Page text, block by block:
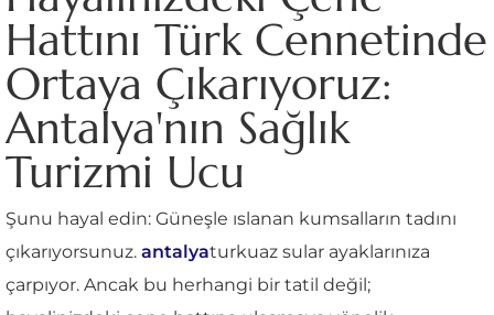
Hattını Türk Cennetinde
Ortaya Çıkarıyoruz:
Antalya'nın Sağlık
Turizmi Ucu
Şunu hayal edin: Güneşle ıslanan kumsalların tadını
çıkarıyorsunuz. antalyaturkuaz sular ayaklarınıza
çarpıyor. Ancak bu herhangi bir tatil değil;